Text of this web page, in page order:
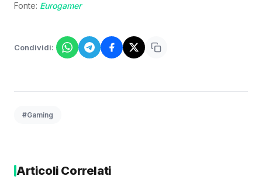
Fonte: Eurogamer
Condividi:
#Gaming
Articoli Correlati